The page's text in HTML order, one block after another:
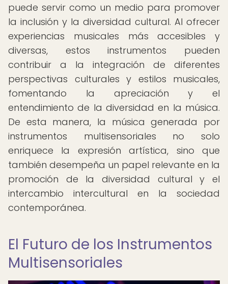
puede servir como un medio para promover
la inclusión y la diversidad cultural. Al ofrecer
experiencias musicales más accesibles y
diversas, estos instrumentos pueden
contribuir a la integración de diferentes
perspectivas culturales y estilos musicales,
fomentando la apreciación y el
entendimiento de la diversidad en la música.
De esta manera, la música generada por
instrumentos multisensoriales no solo
enriquece la expresión artística, sino que
también desempeña un papel relevante en la
promoción de la diversidad cultural y el
intercambio intercultural en la sociedad
contemporánea.
El Futuro de los Instrumentos
Multisensoriales